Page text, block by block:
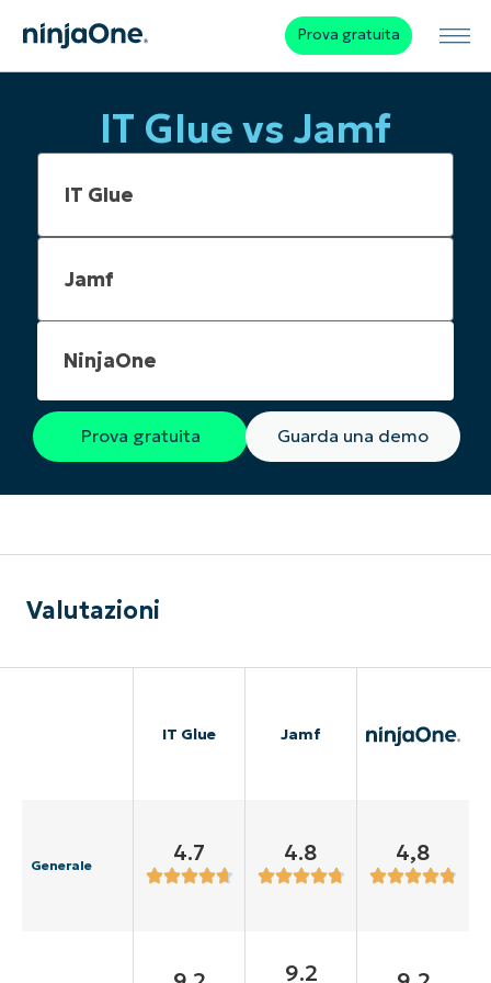
Prova gratuita
IT Glue vs Jamf
NinjaOne
Prova gratuita Guarda una demo
Valutazioni
IT Glue Jamf
Generale 4.7 4.8 4,8
9.2